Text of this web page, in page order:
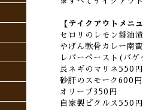
【テイクアウトメニュ
セロリのレモン醤油
やげん軟骨カレー南
レバーペースト(バ
長ネギのマリネ550円
砂肝のスモーク600円
オリーブ350円
自家製ピクルス550円